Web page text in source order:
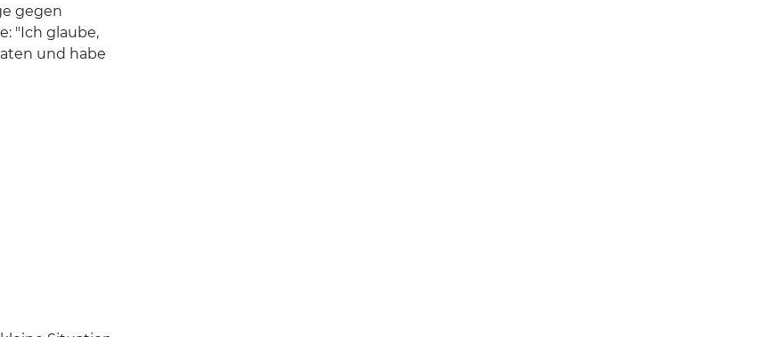
gegen
"Ich glaube,
und habe